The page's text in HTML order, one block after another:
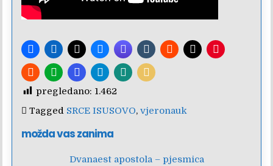
pregledano: 1.462
Tagged SRCE ISUSOVO,vjeronauk
možda vas zanima
Dvanaest apostola – pjesmica